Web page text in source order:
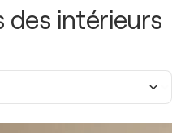
des intérieurs